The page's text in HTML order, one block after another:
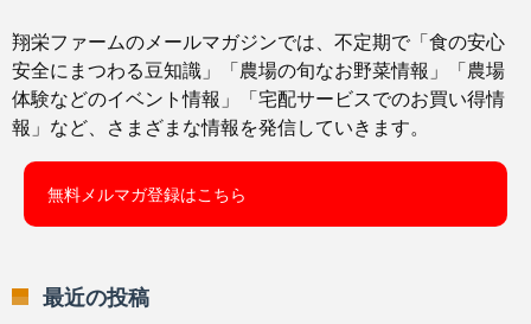
翔栄ファームのメールマガジンでは、不定期で「食の安心
安全にまつわる豆知識」「農場の旬なお野菜情報」「農場
体験などのイベント情報」「宅配サービスでのお買い得情
報」など、さまざまな情報を発信していきます。
無料メルマガ登録はこちら
最近の投稿